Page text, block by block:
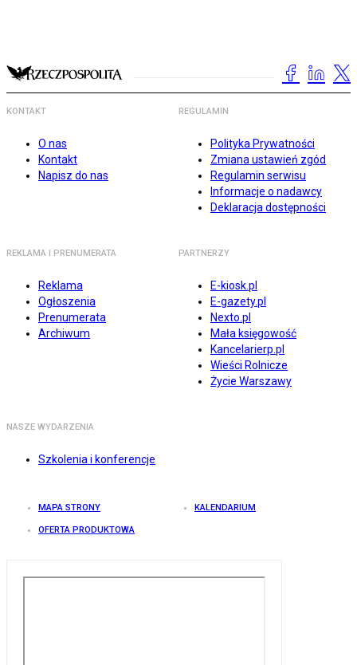
KONTAKT
O nas
Kontakt
Napisz do nas
REGULAMIN
Polityka Prywatności
Zmiana ustawień zgód
Regulamin serwisu
Informacje o nadawcy
Deklaracja dostępności
REKLAMA I PRENUMERATA
Reklama
Ogłoszenia
Prenumerata
Archiwum
PARTNERZY
E-kiosk.pl
E-gazety.pl
Nexto.pl
Mała księgowość
Kancelarierp.pl
Wieści Rolnicze
Życie Warszawy
NASZE WYDARZENIA
Szkolenia i konferencje
MAPA STRONY KALENDARIUM
OFERTA PRODUKTOWA